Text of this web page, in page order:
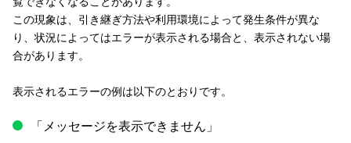
この現象は、引き継ぎ方法や利用環境によって発生条件が異な
り、状況によってはエラーが表示される場合と、表示されない場
合があります。
表示されるエラーの例は以下のとおりです。
「メッセージを表示できません」